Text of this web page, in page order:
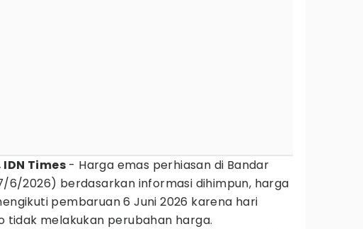
Times - Harga emas perhiasan di Bandar
6/2026) berdasarkan informasi dihimpun, harga
pembaruan 6 Juni 2026 karena hari
tidak melakukan perubahan harga.